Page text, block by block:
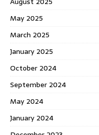
May 2025
March 2025
January 2025
October 2024
September 2024
May 2024
January 2024